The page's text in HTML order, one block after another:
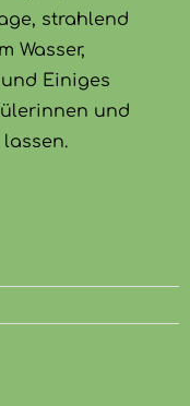
strahlend
Wasser,
Einiges
und